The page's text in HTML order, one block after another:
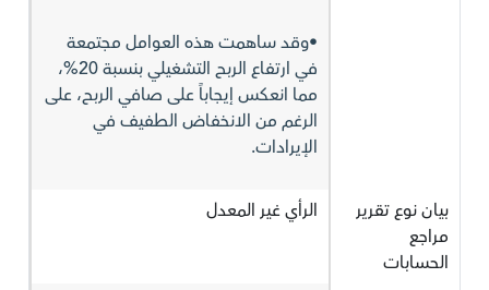
•وقد ساهمت هذه العوامل مجتمعة
في ارتفاع الربح التشغيلي بنسبة 20%،
مما انعكس إيجاباً على صافي الربح، على
الرغم من الانخفاض الطفيف في
الإيرادات.
بيان نوع تقرير
مراجع
الحسابات
الرأي غير المعدل